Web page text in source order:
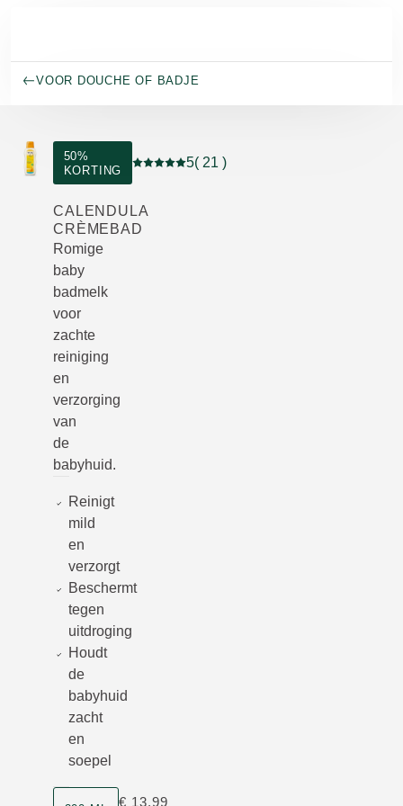
VOOR DOUCHE OF BADJE
50%
KORTING
Beoordeling: 5 van 5 beoordeeld door 21
5( 21 )
CALENDULA
CRÈMEBAD
Romige
baby
badmelk
voor
zachte
reiniging
en
verzorging
van
de
babyhuid.
Reinigt
mild
en
verzorgt
Beschermt
tegen
uitdroging
Houdt
de
babyhuid
zacht
en
soepel
€ 13,99